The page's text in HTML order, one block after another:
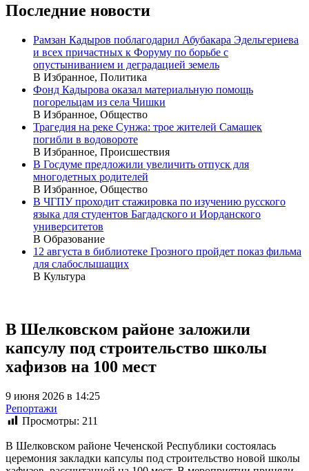
Последние новости
Рамзан Кадыров поблагодарил Абубакара Эдельгериева
и всех причастных к Форуму по борьбе с
опустыниванием и деградацией земель
В Избранное, Политика
Фонд Кадырова оказал материальную помощь
погорельцам из села Чишки
В Избранное, Общество
Трагедия на реке Сунжа: трое жителей Самашек
погибли в водовороте
В Избранное, Происшествия
В Госдуме предложили увеличить отпуск для
многодетных родителей
В Избранное, Общество
В ЧГПУ проходит стажировка по изучению русского
языка для студентов Багдадского и Иорданского
университетов
В Образование
12 августа в библиотеке Грозного пройдет показ фильма
для слабослышащих
В Культура
В Шелковском районе заложили
капсулу под строительство школы
хафизов на 100 мест
9 июня 2026 в 14:25
Репортажи
Просмотры: 211
В Шелковском районе Чеченской Республики состоялась
церемония закладки капсулы под строительство новой школы